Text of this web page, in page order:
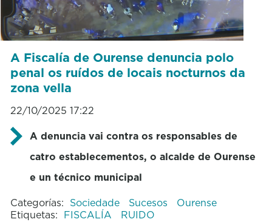
A Fiscalía de Ourense denuncia polo
penal os ruídos de locais nocturnos da
zona vella
22/10/2025 17:22
A denuncia vai contra os responsables de
catro establecementos, o alcalde de Ourense
e un técnico municipal
Categorías: Sociedade Sucesos
Ourense
Etiquetas: FISCALÍA RUIDO